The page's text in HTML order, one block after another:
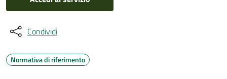
Condividi
Normativa di riferimento